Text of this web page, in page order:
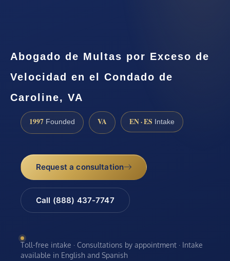
Abogado de Multas por Exceso de
Velocidad en el Condado de
Caroline, VA
1997 Founded VA EN · ES Intake
Request a consultation
Call (888) 437-7747
Toll-free intake · Consultations by appointment · Intake
available in English and Spanish